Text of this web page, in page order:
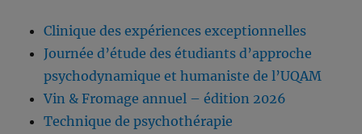
Clinique des expériences exceptionnelles
Journée d’étude des étudiants d’approche
psychodynamique et humaniste de l’UQAM
Vin & Fromage annuel – édition 2026
Technique de psychothérapie